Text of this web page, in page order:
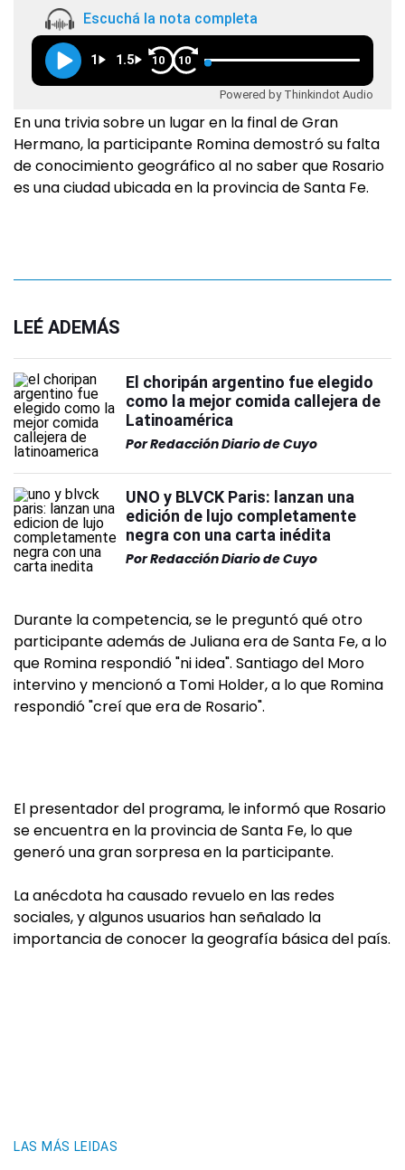
Escuchá la nota completa
1 1.5 10 10
Powered by Thinkindot Audio
En una trivia sobre un lugar en la final de Gran
Hermano, la participante Romina demostró su falta
de conocimiento geográfico al no saber que Rosario
es una ciudad ubicada en la provincia de Santa Fe.
LEÉ ADEMÁS
El choripán argentino fue elegido
como la mejor comida callejera de
Latinoamérica
PorRedacción Diario de Cuyo
UNO y BLVCK Paris: lanzan una
edición de lujo completamente
negra con una carta inédita
PorRedacción Diario de Cuyo
Durante la competencia, se le preguntó qué otro
participante además de Juliana era de Santa Fe, a lo
que Romina respondió "ni idea". Santiago del Moro
intervino y mencionó a Tomi Holder, a lo que Romina
respondió "creí que era de Rosario".
El presentador del programa, le informó que Rosario
se encuentra en la provincia de Santa Fe, lo que
generó una gran sorpresa en la participante.
La anécdota ha causado revuelo en las redes
sociales, y algunos usuarios han señalado la
importancia de conocer la geografía básica del país.
LAS MÁS LEIDAS